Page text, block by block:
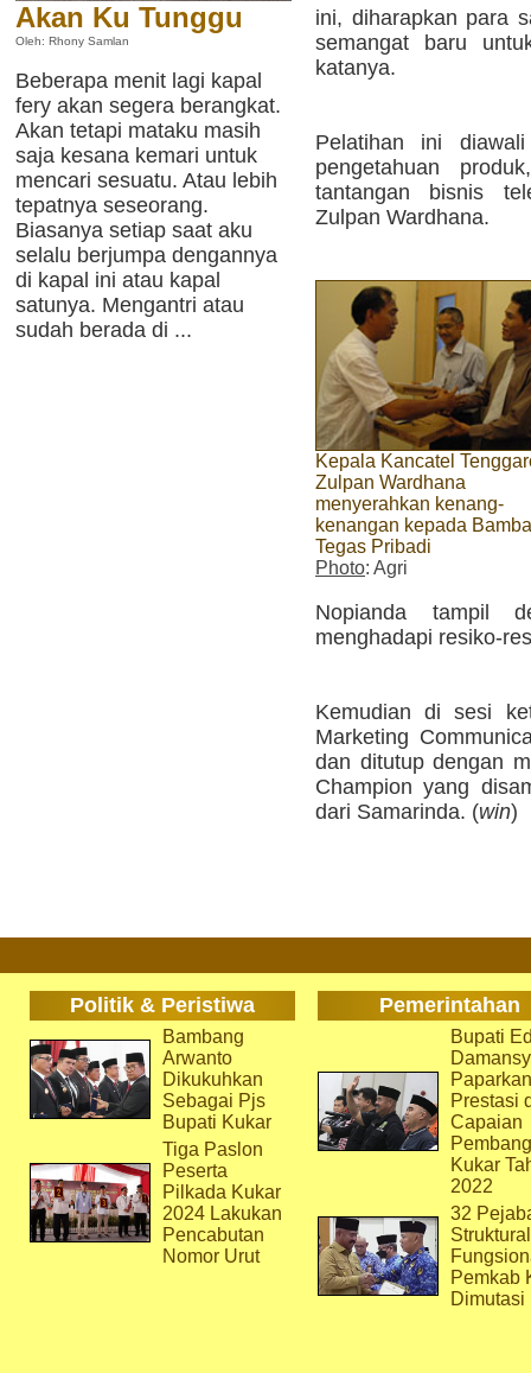
Akan Ku Tunggu
Oleh: Rhony Samlan
Beberapa menit lagi kapal
fery akan segera berangkat.
Akan tetapi mataku masih
saja kesana kemari untuk
mencari sesuatu. Atau lebih
tepatnya seseorang.
Biasanya setiap saat aku
selalu berjumpa dengannya
di kapal ini atau kapal
satunya. Mengantri atau
sudah berada di ...
ini, diharapkan para
semangat baru
katanya.
Pelatihan ini
pengetahuan
tantangan bisnis
Zulpan Wardhana.
Kepala Kancatel
Zulpan Wardhana
menyerahkan kenang-
kenangan kepada
Tegas Pribadi
Photo: Agri
Nopianda tampil
menghadapi resiko-
Kemudian di sesi
Marketing
dan ditutup dengan
Champion yang
dari Samarinda. (win)
Politik & Peristiwa Pemerintahan
Bambang
Arwanto
Dikukuhkan
Sebagai Pjs
Bupati Kukar
Tiga Paslon
Peserta
Pilkada Kukar
2024 Lakukan
Pencabutan
Nomor Urut
Bupati
Paparkan
Prestasi
Capaian
Kukar
2022
32
Pemkab
Dimutasi